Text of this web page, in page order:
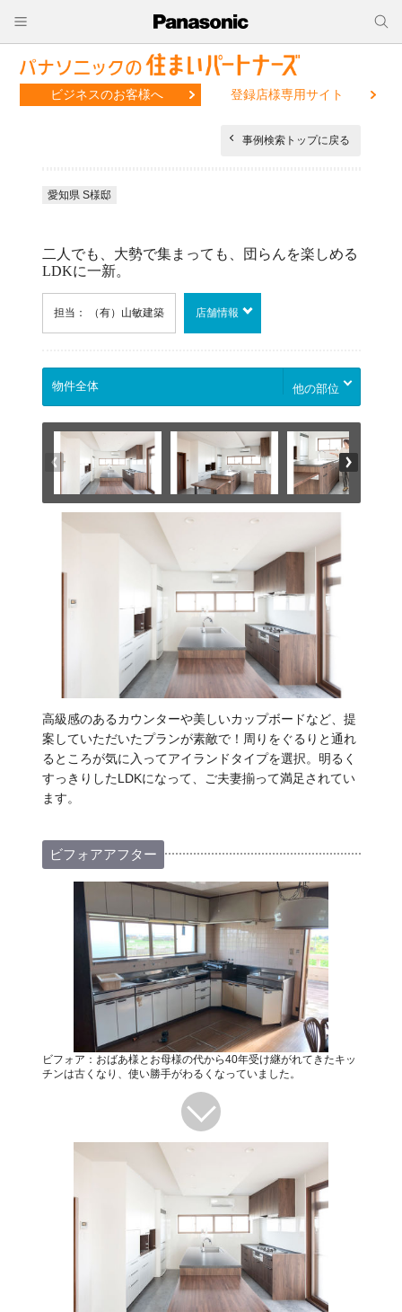
ビジネスのお客様へ 登録店様専用サイト
事例検索トップに戻る
愛知県 S様邸
二人でも、大勢で集まっても、団らんを楽しめる
LDKに一新。
担当： （有）山敏建築 店舗情報
他の部位
高級感のあるカウンターや美しいカップボードなど、提
案していただいたプランが素敵で！周りをぐるりと通れ
るところが気に入ってアイランドタイプを選択。明るく
すっきりしたLDKになって、ご夫妻揃って満足されてい
ます。
ビフォアアフター
ビフォア：おばあ様とお母様の代から40年受け継がれてきたキッ
チンは古くなり、使い勝手がわるくなっていました。